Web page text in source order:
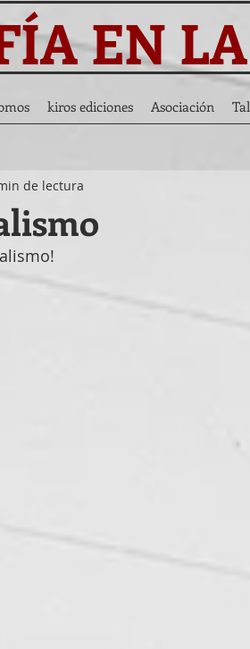
EN
de lectura
kiros ediciones Asociación